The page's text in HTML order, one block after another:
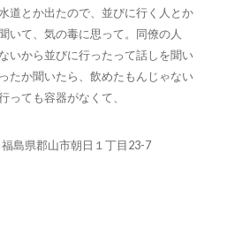
道とか出たので、並びに行く人とか
いて、気の毒に思って。同僚の人
いから並びに行ったって話しを聞い
たか聞いたら、飲めたもんじゃない
っても容器がなくて、
福島県郡山市朝日１丁目23-7